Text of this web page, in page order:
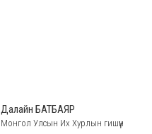
Далайн БАТБАЯР
Монгол Улсын Их Хурлын гишүүн